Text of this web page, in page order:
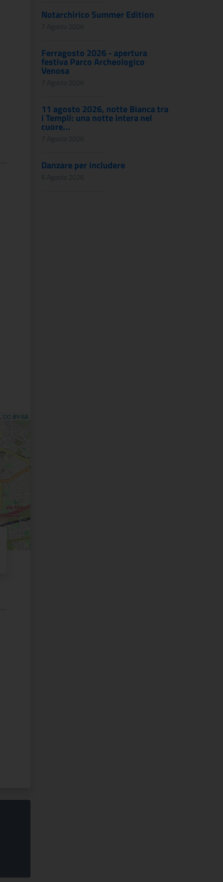
CC-BY-SA
Notarchirico Summer Edition
7 Agosto 2026
Ferragosto 2026 - apertura
festiva Parco Archeologico
Venosa
7 Agosto 2026
11 agosto 2026, notte Bianca tra
i Templi: una notte intera nel
cuore...
7 Agosto 2026
Danzare per includere
6 Agosto 2026